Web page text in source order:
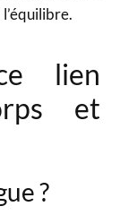
lien
et
?